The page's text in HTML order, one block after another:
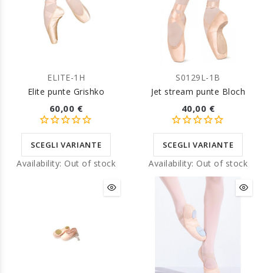
ELITE-1H
Elite punte Grishko
60,00 €
SCEGLI VARIANTE
Availability: Out of stock
S0129L-1B
Jet stream punte Bloch
40,00 €
SCEGLI VARIANTE
Availability: Out of stock